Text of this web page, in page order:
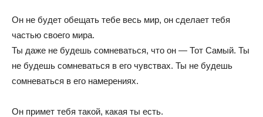
Он не будет обещать тебе весь мир, он сделает тебя
частью своего мира.
Ты даже не будешь сомневаться, что он — Тот Самый. Ты
не будешь сомневаться в его чувствах. Ты не будешь
сомневаться в его намерениях.
Он примет тебя такой, какая ты есть.